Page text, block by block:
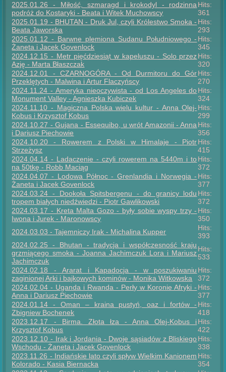
2025.01.26 - Miłość, szmaragd i krokodyl - rodzinna
podróż do Kostaryki - Beata i Witek Muchowscy
Hits:
361
2025.01.19 - BHUTAN - Druk Jul, czyli Królestwo Smoka -
Beata Jaworska
Hits:
293
2025.01.12 - Barwne plemiona Sudanu Południowego -
Żaneta i Jacek Govenlock
Hits:
345
2024.12.15 - Metr pięćdziesiąt w kapeluszu - Solo przez
Azję - Marta Błaszczak
Hits:
320
2024.12.01 - CZARNOGÓRA - Od Durmitoru do Gór
Przeklętych - Malwina i Artur Flaczyńscy
Hits:
270
2024.11.24 - Ameryka nieoczywista - od Los Angeles do
Monument Valley - Agnieszka Kubiczek
Hits:
324
2024.11.10 - Magiczna Polska wielu kultur - Anna Olej-
Kobus i Krzysztof Kobus
Hits:
299
2024.10.27 - Gujana - Essequibo, u wrót Amazonii - Anna
i Dariusz Piechowie
Hits:
356
2024.10.20 - Rowerem z Polski w Himalaje - Piotr
Strzeżysz
Hits:
415
2024.04.14 - Ladaczenie - czyli rowerem na 5440m i to
na 50tkę - Robb Maciąg
Hits:
372
2024.04.07 - Lodowa Północ - Grenlandia i Norwegia -
Żaneta i Jacek Govenlock
Hits:
377
2024.03.24 - Dookoła Spitsbergenu - do granicy lodu
tropem białych niedźwiedzi - Piotr Gawlikowski
Hits:
372
2024.03.17 - Kreta Malta Gozo - były sobie wyspy trzy -
Iwona i Jurek - Maronowscy
Hits:
350
2024.03.03 - Tajemniczy Irak - Michalina Kupper
Hits:
393
2024.02.25 - Bhutan - tradycja i współczesność kraju
grzmiącego smoka - Joanna Jachimczuk Lora i Mariusz
Jachimczuk
Hits:
533
2024.02.18 - Ararat i Kapadocja - w poszukiwaniu
zaginionej Arki i bajkowych kominów - Monika Witkowska
Hits:
372
2024.02.04 - Uganda i Rwanda - Perły w Koronie Afryki -
Anna i Dariusz Piechowie
Hits:
377
2024.01.14 - Oman – kraina pustyń, oaz i fortów -
Zbigniew Bochenek
Hits:
418
2023.12.17 - Birma. Złota łza - Anna Olej-Kobus i
Krzysztof Kobus
Hits:
422
2023.12.10 - Irak i Jordania - Dwoje sąsiadów z Bliskiego
Wschodu - Żaneta i Jacek Govenlock
Hits:
338
2023.11.26 - Indiańskie lato czyli spływ Wielkim Kanionem
Kolorado - Kasia Biernacka
Hits:
354